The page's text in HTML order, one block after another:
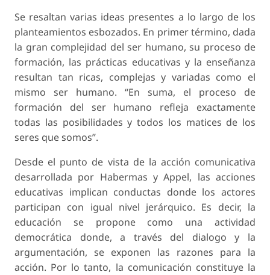
Se resaltan varias ideas presentes a lo largo de los
planteamientos esbozados. En primer término, dada
la gran complejidad del ser humano, su proceso de
formación, las prácticas educativas y la enseñanza
resultan tan ricas, complejas y variadas como el
mismo ser humano. “En suma, el proceso de
formación del ser humano refleja exactamente
todas las posibilidades y todos los matices de los
seres que somos”.
Desde el punto de vista de la acción comunicativa
desarrollada por Habermas y Appel, las acciones
educativas implican conductas donde los actores
participan con igual nivel jerárquico. Es decir, la
educación se propone como una actividad
democrática donde, a través del dialogo y la
argumentación, se exponen las razones para la
acción. Por lo tanto, la comunicación constituye la